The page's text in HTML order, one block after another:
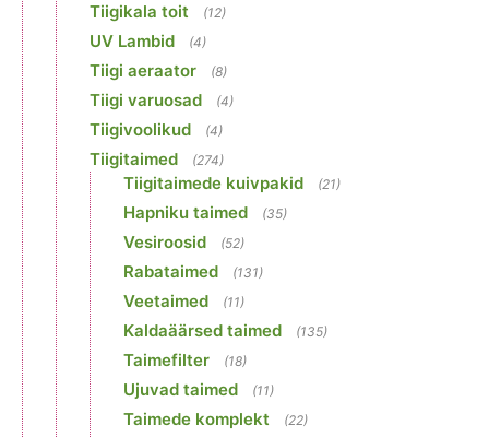
Tiigikala toit (12)
UV Lambid (4)
Tiigi aeraator (8)
Tiigi varuosad (4)
Tiigivoolikud (4)
Tiigitaimed (274)
Tiigitaimede kuivpakid (21)
Hapniku taimed (35)
Vesiroosid (52)
Rabataimed (131)
Veetaimed (11)
Kaldaäärsed taimed (135)
Taimefilter (18)
Ujuvad taimed (11)
Taimede komplekt (22)